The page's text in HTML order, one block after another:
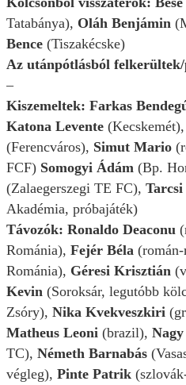
Tatabánya), Oláh Benjámin
Bence (Tiszakécske)
Az utánpótlásból
–
Kiszemeltek: Farkas
Katona Levente (Kecskemét),
(Ferencváros), Simut Mario
FCF) Somogyi Ádám (Bp.
(Zalaegerszegi TE FC),
Akadémia, próbajáték)
Távozók: Ronaldo Deaconu
Románia), Fejér Béla
Románia), Géresi Krisztián
Kevin (Soroksár, legutóbb
Zsóry), Nika Kvekveszkiri
Matheus Leoni (brazil),
TC), Németh Barnabás
végleg), Pinte Patrik